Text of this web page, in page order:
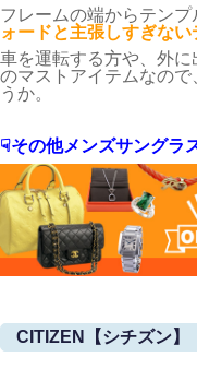
フレームの端からテンプ
ォードと主張しすぎな
車を運転する方や、外
のマストアイテムなの
うか。
☟その他メンズサングラ
CITIZEN【シチズン